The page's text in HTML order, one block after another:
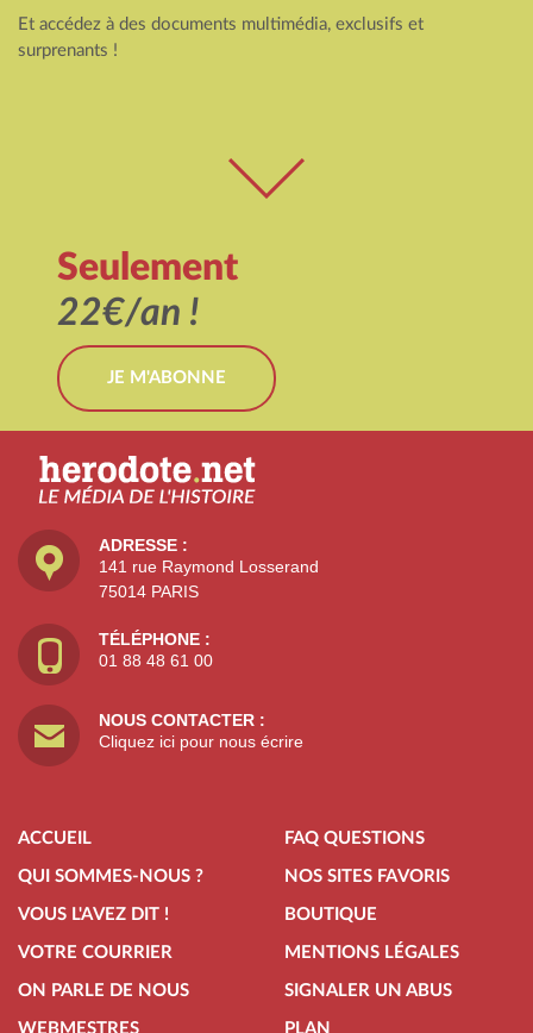
Et accédez à des documents multimédia, exclusifs et
surprenants !
Seulement
22€/an !
JE M'ABONNE
ADRESSE :
141 rue Raymond Losserand
75014 PARIS
TÉLÉPHONE :
01 88 48 61 00
NOUS CONTACTER :
Cliquez ici pour nous écrire
ACCUEIL
QUI SOMMES-NOUS ?
VOUS L'AVEZ DIT !
VOTRE COURRIER
ON PARLE DE NOUS
WEBMESTRES
FAQ QUESTIONS
NOS SITES FAVORIS
BOUTIQUE
MENTIONS LÉGALES
SIGNALER UN ABUS
PLAN